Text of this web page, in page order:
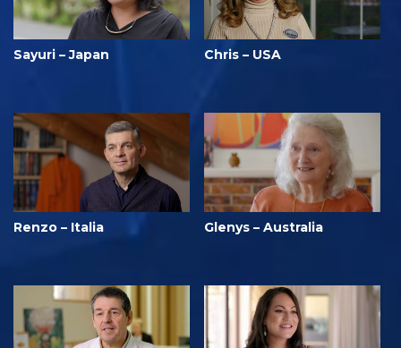
Sayuri – Japan Chris – USA
Renzo – Italia Glenys – Australia